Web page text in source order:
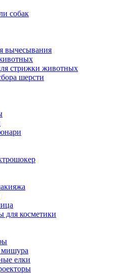
собак
вычесывания
стрижки животных
шерсти
для косметики
елки